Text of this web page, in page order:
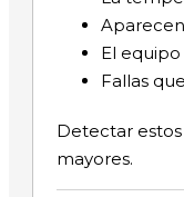
El
Fallas
Detectar
mayores.